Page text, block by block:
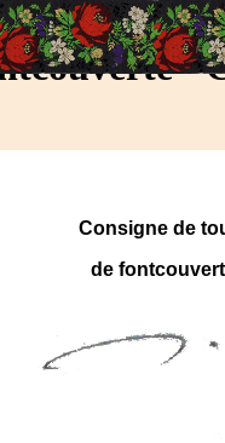
-
Consigne de
de